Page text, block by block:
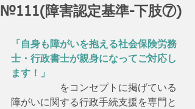
№111(障害認定基準-下肢⑦)
「自身も障がいを抱える社会保険労務
士・行政書士が親身になってご対応し
ます！」
をコンセプトに掲げている
障がいに関する行政手続支援を専門と